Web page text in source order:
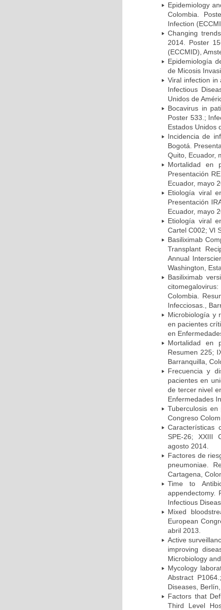
Epidemiology
Colombia.
Infection
Changing
2014. Poster
(ECCMID),
Epidemiología
de Micosis
Viral infection in
Infectious
Unidos de
Bocavirus in
Poster 533.;
Estados Unidos
Incidencia de
Bogotá.
Quito, Ecuador,
Mortalidad en
Presentación
Ecuador, mayo
Etiología viral
Presentación
Ecuador, mayo
Etiología viral
Cartel C002; VI
Basiliximab
Transplant
Annual
Washington,
Basiliximab
Colombia.
Infecciosas.,
Microbiología y
en pacientes
en
Mortalidad en
Resumen 225;
Barranquilla,
Frecuencia y
pacientes en
de tercer nivel
Enfermedades
Tuberculosis
Congreso
Características
SPE-26; XXIII
agosto 2014.
Factores de
pneumoniae.
Cartagena,
Time to
appendectomy.
Infectious
Mixed
European
abril 2013.
Active
improving
Microbiology
Mycology
Abstract
Diseases,
Factors that
Third Level